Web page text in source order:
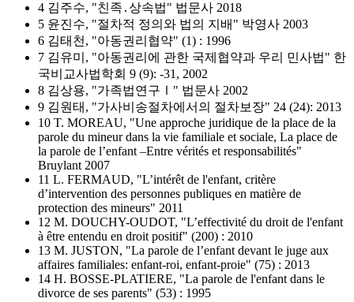
4 김주수, "친족․상속법" 법문사 2018
5 윤진수, "절차적 정의와 법의 지배" 박영사 2003
6 김태천, "아동권리협약" (1) : 1996
7 김유미, "아동권리에 관한 국제협약과 우리 민사법" 한
국비교사법학회 9 (9): -31, 2002
8 김상용, "가족법연구Ⅰ" 법문사 2002
9 김원태, "가사비송절차에서의 절차보장" 24 (24): 2013
10 T. MOREAU, "Une approche juridique de la place de la
parole du mineur dans la vie familiale et sociale, La place de
la parole de l’enfant –Entre vérités et responsabilités"
Bruylant 2007
11 L. FERMAUD, "L’intérêt de l'enfant, critère
d’intervention des personnes publiques en matière de
protection des mineurs" 2011
12 M. DOUCHY-OUDOT, "L’effectivité du droit de l'enfant
à être entendu en droit positif" (200) : 2010
13 M. JUSTON, "La parole de l’enfant devant le juge aux
affaires familiales: enfant-roi, enfant-proie" (75) : 2013
14 H. BOSSE-PLATIERE, "La parole de l'enfant dans le
divorce de ses parents" (53) : 1995